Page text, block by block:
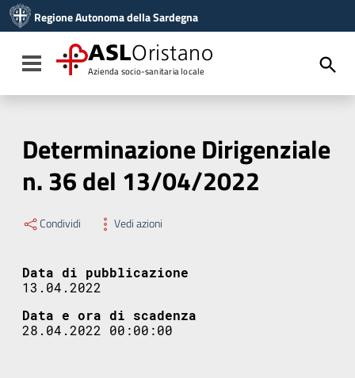
Vai al menu di navigazione
Vai al footer
Regione Autonoma della Sardegna
Toggle navigation
ASLOristano
Azienda socio-sanitaria locale
Determinazione Dirigenziale
n. 36 del 13/04/2022
Condividi Vedi azioni
Data di pubblicazione
13.04.2022
Data e ora di scadenza
28.04.2022 00:00:00